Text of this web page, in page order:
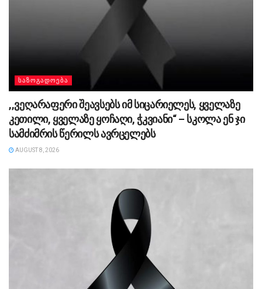
ᲡᲐᲖᲝᲒᲐᲓᲝᲔᲑᲐ
,,ვეღარაფერი შეავსებს იმ სიცარიელეს, ყველაზე
კეთილი, ყველაზე ყოჩაღი, ჭკვიანი“ – სკოლა ენ ჯი
სამძიმრის წერილს ავრცელებს
AUGUST 8, 2026